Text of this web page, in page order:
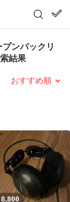
ンバックリ
結果
替え
8,800